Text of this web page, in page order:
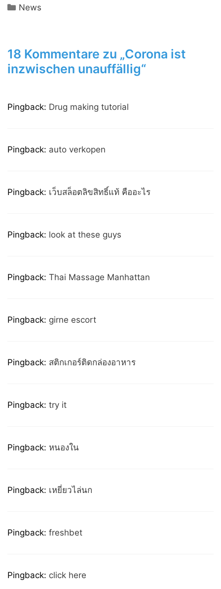
Kategorien
News
18 Kommentare zu „Corona ist
inzwischen unauffällig“
Pingback: Drug making tutorial
Pingback: auto verkopen
Pingback: เว็บสล็อตลิขสิทธิ์แท้ คืออะไร
Pingback: look at these guys
Pingback: Thai Massage Manhattan
Pingback: girne escort
Pingback: สติกเกอร์ติดกล่องอาหาร
Pingback: try it
Pingback: หนองใน
Pingback: เหยี่ยวไล่นก
Pingback: freshbet
Pingback: click here